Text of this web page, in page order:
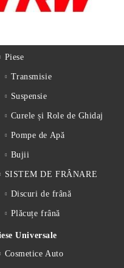
Piese
Transmisie
Suspensie
Curele și Role de Ghidaj
Pompe de Apă
Bujii
SISTEM DE FRÂNARE
Discuri de frână
Plăcuțe frână
Universale
Cosmetice Auto